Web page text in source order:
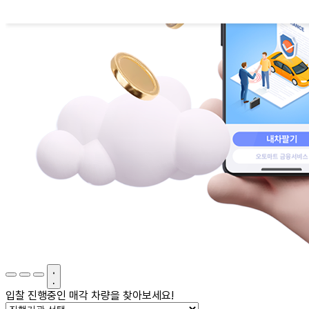
입찰 진행중인 매각 차량을 찾아보세요!